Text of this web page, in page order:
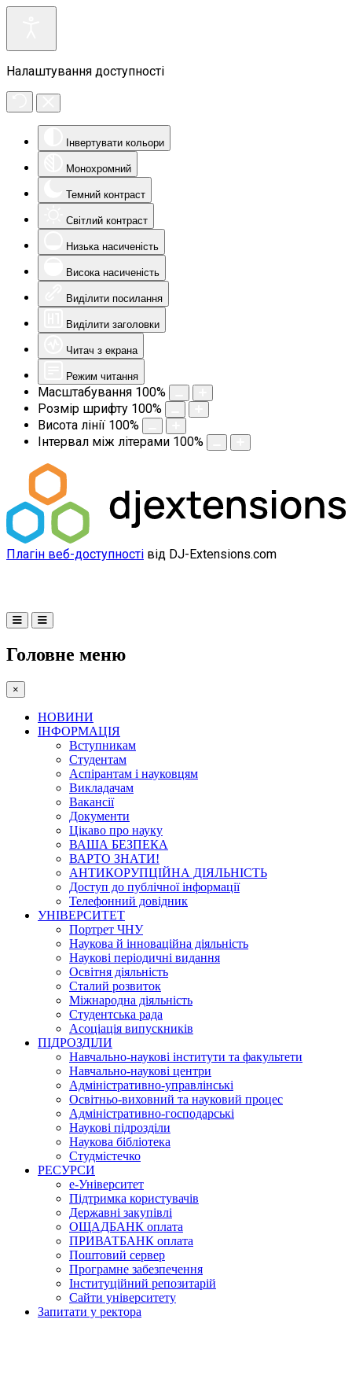
Налаштування доступності
Інвертувати кольори
Монохромний
Темний контраст
Світлий контраст
Низька насиченість
Висока насиченість
Виділити посилання
Виділити заголовки
Читач з екрана
Режим читання
Масштабування 100%
Розмір шрифту 100%
Висота лінії 100%
Інтервал між літерами 100%
Плагін веб-доступності від DJ-Extensions.com
Головне меню
×
НОВИНИ
ІНФОРМАЦІЯ
Вступникам
Студентам
Аспірантам і науковцям
Викладачам
Вакансії
Документи
Цікаво про науку
ВАША БЕЗПЕКА
ВАРТО ЗНАТИ!
АНТИКОРУПЦІЙНА ДІЯЛЬНІСТЬ
Доступ до публічної інформації
Телефонний довідник
УНІВЕРСИТЕТ
Портрет ЧНУ
Наукова й інноваційна діяльність
Наукові періодичні видання
Освітня діяльність
Сталий розвиток
Міжнародна діяльність
Студентська рада
Асоціація випускників
ПІДРОЗДІЛИ
Навчально-наукові інститути та факультети
Навчально-наукові центри
Адміністративно-управлінські
Освітньо-виховний та науковий процес
Адміністративно-господарські
Наукові підрозділи
Наукова бібліотека
Студмістечко
РЕСУРСИ
е-Університет
Підтримка користувачів
Державні закупівлі
ОЩАДБАНК оплата
ПРИВАТБАНК оплата
Поштовий сервер
Програмне забезпечення
Інституційний репозитарій
Сайти університету
Запитати у ректора